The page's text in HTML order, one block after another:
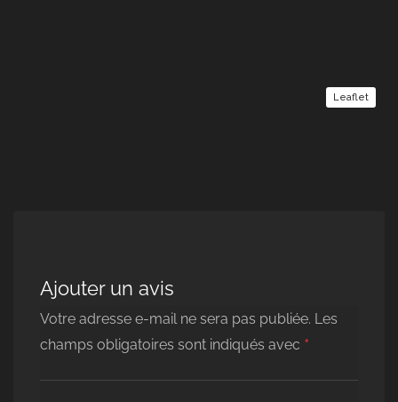
Leaflet
Ajouter un avis
Votre adresse e-mail ne sera pas publiée. Les
champs obligatoires sont indiqués avec *